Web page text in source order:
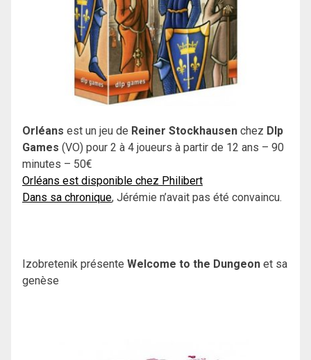
Orléans est un jeu de Reiner Stockhausen chez Dlp
Games (VO) pour 2 à 4 joueurs à partir de 12 ans – 90
minutes – 50€
Orléans est disponible chez Philibert
Dans sa chronique, Jérémie n’avait pas été convaincu.
Izobretenik présente Welcome to the Dungeon et sa
genèse